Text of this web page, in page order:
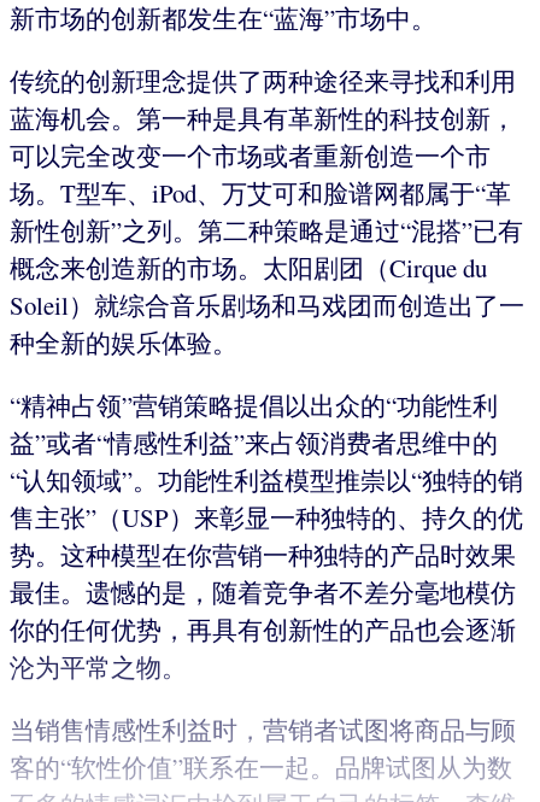
新市场的创新都发生在“蓝海”市场中。
传统的创新理念提供了两种途径来寻找和利用
蓝海机会。第一种是具有革新性的科技创新，
可以完全改变一个市场或者重新创造一个市
场。T型车、iPod、万艾可和脸谱网都属于“革
新性创新”之列。第二种策略是通过“混搭”已有
概念来创造新的市场。太阳剧团（Cirque du
Soleil）就综合音乐剧场和马戏团而创造出了一
种全新的娱乐体验。
“精神占领”营销策略提倡以出众的“功能性利
益”或者“情感性利益”来占领消费者思维中的
“认知领域”。功能性利益模型推崇以“独特的销
售主张”（USP）来彰显一种独特的、持久的优
势。这种模型在你营销一种独特的产品时效果
最佳。遗憾的是，随着竞争者不差分毫地模仿
你的任何优势，再具有创新性的产品也会逐渐
沦为平常之物。
当销售情感性利益时，营销者试图将商品与顾
客的“软性价值”联系在一起。品牌试图从为数